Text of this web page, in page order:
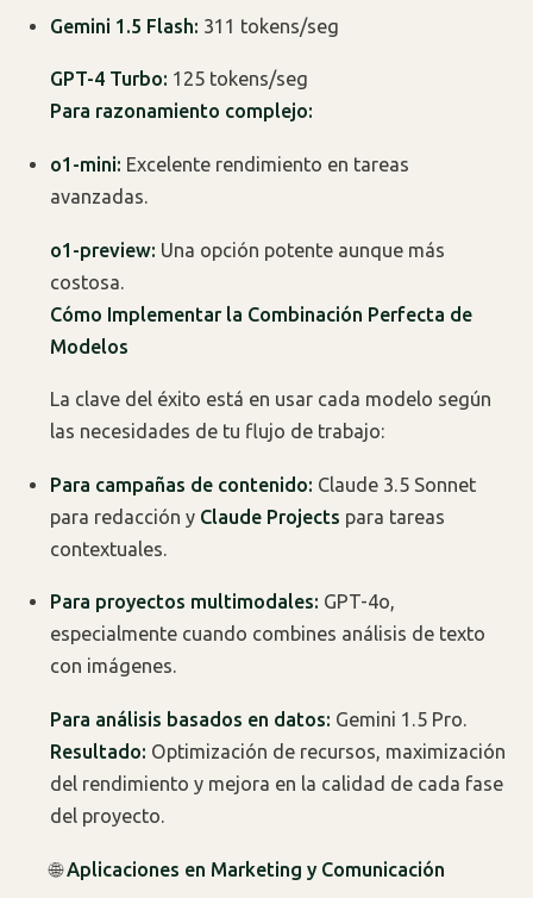
Gemini 1.5 Flash: 311 tokens/seg
GPT-4 Turbo: 125 tokens/seg
Para razonamiento complejo:
o1-mini: Excelente rendimiento en tareas
avanzadas.
o1-preview: Una opción potente aunque más
costosa.
Cómo Implementar la Combinación Perfecta de
Modelos
La clave del éxito está en usar cada modelo según
las necesidades de tu flujo de trabajo:
Para campañas de contenido: Claude 3.5 Sonnet
para redacción y Claude Projects para tareas
contextuales.
Para proyectos multimodales: GPT-4o,
especialmente cuando combines análisis de texto
con imágenes.
Para análisis basados en datos: Gemini 1.5 Pro.
Resultado: Optimización de recursos, maximización
del rendimiento y mejora en la calidad de cada fase
del proyecto.
🌐Aplicaciones en Marketing y Comunicación